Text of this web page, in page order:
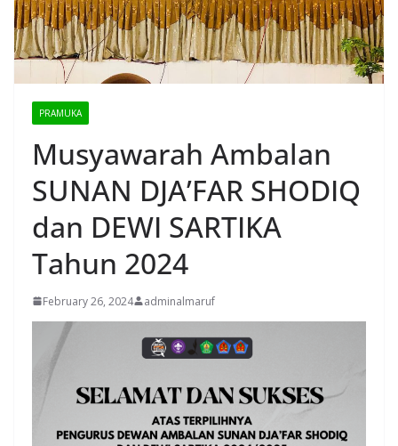
PRAMUKA
Musyawarah Ambalan
SUNAN DJA’FAR SHODIQ
dan DEWI SARTIKA
Tahun 2024
February 26, 2024 adminalmaruf